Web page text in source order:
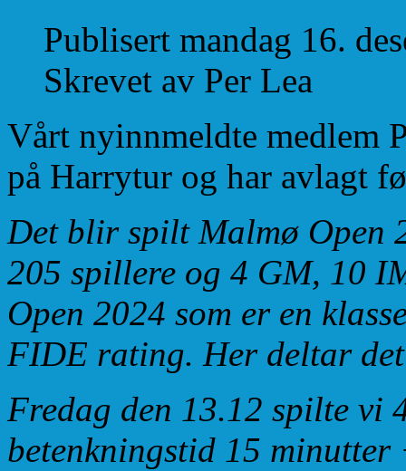
Publisert mandag 16.
Skrevet av Per Lea
Vårt nyinnmeldte medlem
på Harrytur og har avlagt
Det blir spilt Malmø Open
205 spillere og 4 GM, 10
Open 2024 som er en
FIDE rating. Her deltar
Fredag den 13.12 spilte vi
betenkningstid 15 minutter